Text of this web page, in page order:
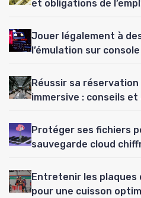
et obligations de
Jouer légalement à
l’émulation sur console
Réussir sa
immersive : conseils
Protéger ses fichiers
sauvegarde cloud
Entretenir les plaques
pour une cuisson